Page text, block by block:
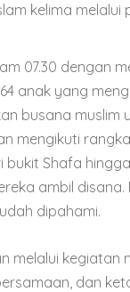
kelima
07.30 dengan
anak yang
busana
mengikuti
bukit Shafa
ambil
dipahami.
melalui
dan